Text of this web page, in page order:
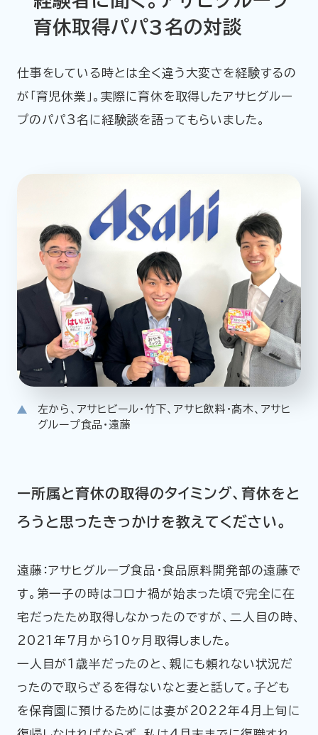
育休取得パパ3名の対談
仕事をしている時とは全く違う大変さを経験するの
が「育児休業」。実際に育休を取得したアサヒグルー
プのパパ3名に経験談を語ってもらいました。
左から、アサヒビール・竹下、アサヒ飲料・髙木、アサヒ
グループ食品・遠藤
ー所属と育休の取得のタイミング、育休をと
ろうと思ったきっかけを教えてください。
遠藤：アサヒグループ食品・食品原料開発部の遠藤で
す。第一子の時はコロナ禍が始まった頃で完全に在
宅だったため取得しなかったのですが、二人目の時、
2021年7月から10ヶ月取得しました。
一人目が1歳半だったのと、親にも頼れない状況だ
ったので取らざるを得ないなと妻と話して。子ども
を保育園に預けるためには妻が2022年4月上旬に